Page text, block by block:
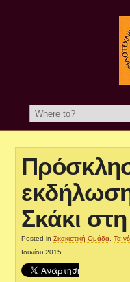
Σκάκι
Posted inΣκακιστική Ομάδα ,Τα
Ιουνίου 2015